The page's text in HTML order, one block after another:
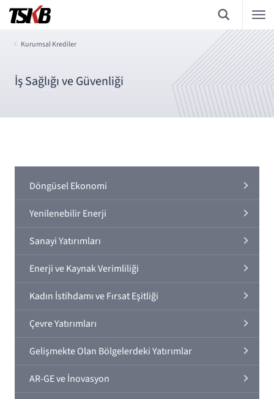
Kurumsal Krediler
İş Sağlığı ve Güvenliği
Döngüsel Ekonomi
Yenilenebilir Enerji
Sanayi Yatırımları
Enerji ve Kaynak Verimliliği
Kadın İstihdamı ve Fırsat Eşitliği
Çevre Yatırımları
Gelişmekte Olan Bölgelerdeki Yatırımlar
AR-GE ve İnovasyon